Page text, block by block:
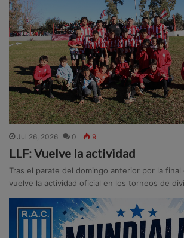
Jul 26, 2026 0 9
LLF: Vuelve la actividad
Tras el parate del domingo anterior por la
vuelve la actividad oficial en los torneos de